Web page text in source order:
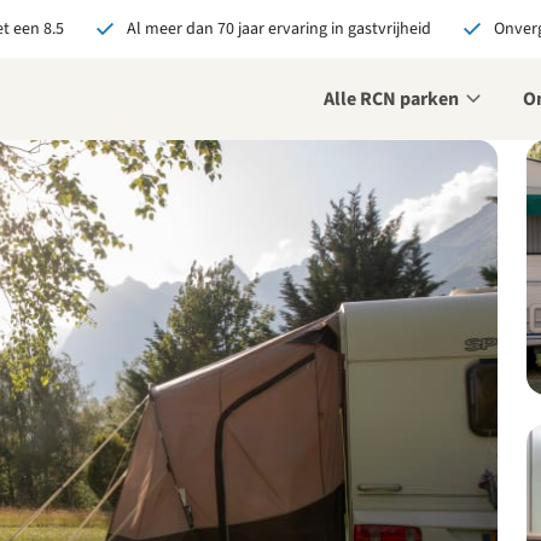
een 8.5 Al meer dan 70 jaar ervaring in gastvrijheid
Alle RCN parken
bij RCN boekt, krijg je:
De beste prijsgarantie
Exclusieve voordelen
Persoonlijk contact
alle voordelen